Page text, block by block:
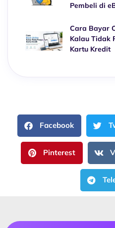
Pembeli di
Cara Bayar
Kalau Tidak
Kartu Kredit
Facebook
Pinterest